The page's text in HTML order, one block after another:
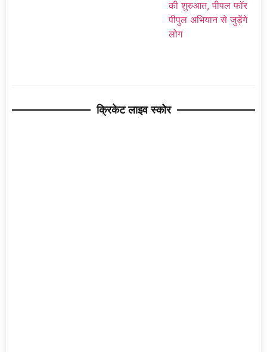
क्रिकेट लाइव स्कोर